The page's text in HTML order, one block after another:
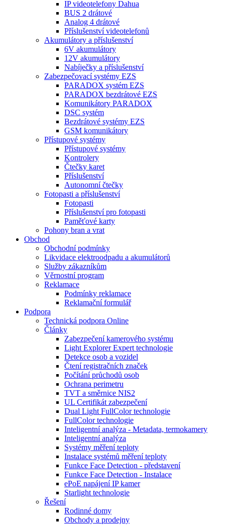
IP videotelefony Dahua
BUS 2 drátové
Analog 4 drátové
Příslušenství videotelefonů
Akumulátory a příslušenství
6V akumulátory
12V akumulátory
Nabíječky a příslušenství
Zabezpečovací systémy EZS
PARADOX systém EZS
PARADOX bezdrátové EZS
Komunikátory PARADOX
DSC systém
Bezdrátové systémy EZS
GSM komunikátory
Přístupové systémy
Přístupové systémy
Kontrolery
Čtečky karet
Příslušenství
Autonomní čtečky
Fotopasti a příslušenství
Fotopasti
Příslušenství pro fotopasti
Paměťové karty
Pohony bran a vrat
Obchod
Obchodní podmínky
Likvidace elektroodpadu a akumulátorů
Služby zákazníkům
Věrnostní program
Reklamace
Podmínky reklamace
Reklamační formulář
Podpora
Technická podpora Online
Články
Zabezpečení kamerového systému
Light Explorer Expert technologie
Detekce osob a vozidel
Čtení registračních značek
Počítání průchodů osob
Ochrana perimetru
TVT a směrnice NIS2
UL Certifikát zabezpečení
Dual Light FullColor technologie
FullColor technologie
Inteligentní analýza - Metadata, termokamery
Inteligentní analýza
Systémy měření teploty
Instalace systémů měření teploty
Funkce Face Detection - představení
Funkce Face Detection - Instalace
ePoE napájení IP kamer
Starlight technologie
Řešení
Rodinné domy
Obchody a prodejny